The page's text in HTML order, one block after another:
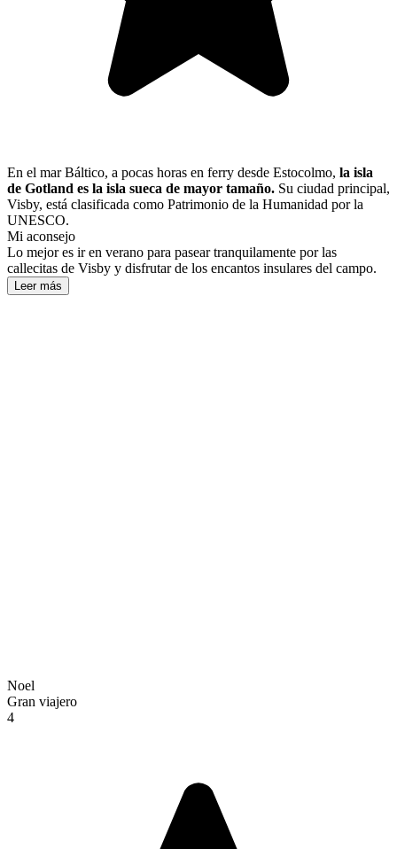
En el mar Báltico, a pocas horas en ferry desde Estocolmo, la isla
de Gotland es la isla sueca de mayor tamaño. Su ciudad principal,
Visby, está clasificada como Patrimonio de la Humanidad por la
UNESCO.
Mi aconsejo
Lo mejor es ir en verano para pasear tranquilamente por las
callecitas de Visby y disfrutar de los encantos insulares del campo.
Leer más
Noel
Gran viajero
4